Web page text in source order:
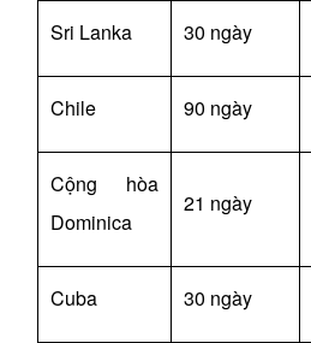
Sri Lanka 30 ngày
Chile 90 ngày
Cộng hòa
Dominica
21 ngày
Cuba 30 ngày